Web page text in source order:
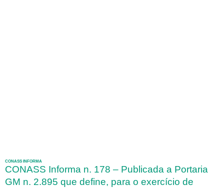
CONASS INFORMA
CONASS Informa n. 178 – Publicada a Portaria
GM n. 2.895 que define, para o exercício de